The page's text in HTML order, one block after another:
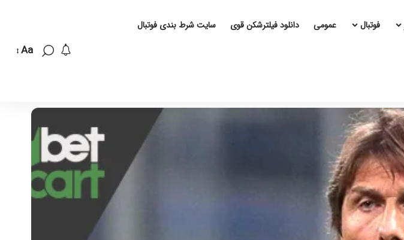
فوتبال عمومی دانلود فیلترشکن قوی سایت شرط بندی فوتبال
Aa